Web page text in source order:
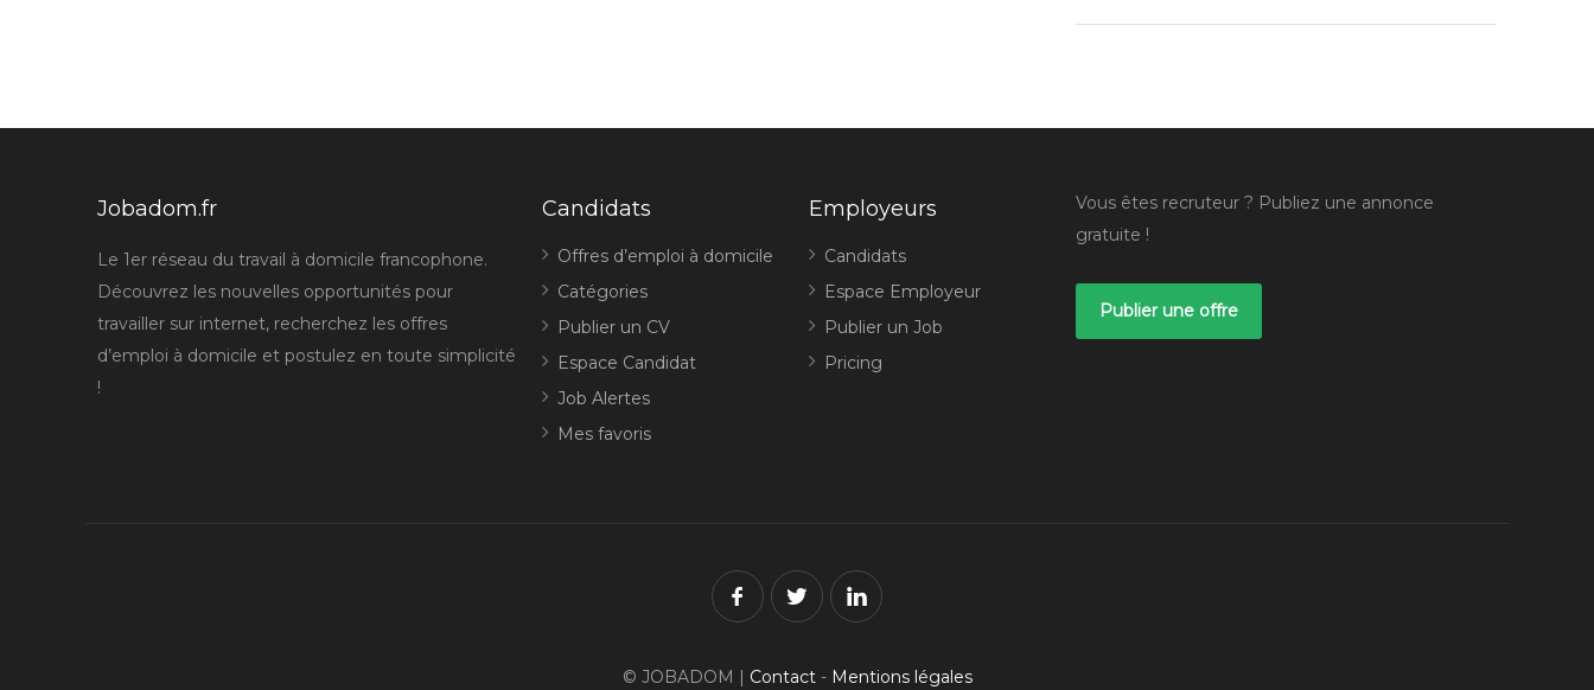
Jobadom.fr
Le 1er réseau du travail à domicile francophone.
Découvrez les nouvelles opportunités pour
travailler sur internet, recherchez les offres
d’emploi à domicile et postulez en toute simplicité
!
Candidats
Offres d’emploi à domicile
Catégories
Publier un CV
Espace Candidat
Job Alertes
Mes favoris
Employeurs
Candidats
Espace Employeur
Publier un Job
Pricing
Vous êtes recruteur ? Publiez une annonce
gratuite !
Publier une offre
© JOBADOM | Contact- Mentions légales